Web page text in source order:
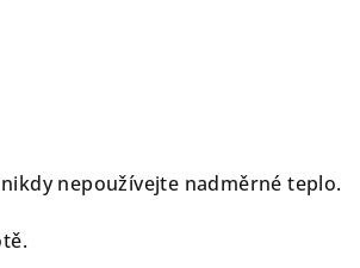
nepoužívejte nadměrné teplo.